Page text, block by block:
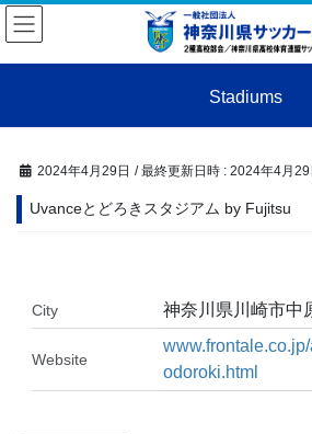
コ
ン
へ
ナ
ビ
ョ
Stadiums
2024年4月29日 / 最終更新日時 : 2024年4月29
Uvanceとどろきスタジアム by Fujitsu
City 神奈川県川崎市中
Website
odoroki.html